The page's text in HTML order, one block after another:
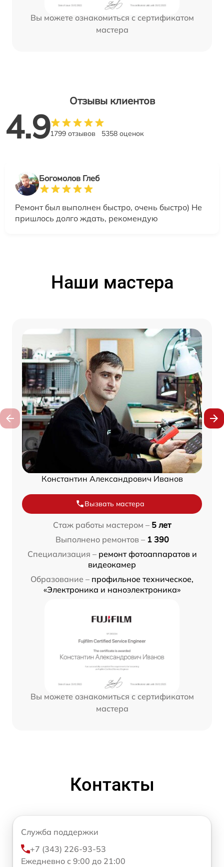
Вы можете ознакомиться с сертификатом
мастера
Отзывы клиентов
4.91799 отзывов 5358 оценок
Богомолов Глеб
Ремонт был выполнен быстро, очень быстро) Не
пришлось долго ждать, рекомендую
Наши мастера
Константин Александрович Иванов
Вызвать мастера
Стаж работы мастером – 5 лет
Выполнено ремонтов – 1 390
Специализация – ремонт фотоаппаратов и
видеокамер
Образование – профильное техническое,
«Электроника и наноэлектроника»
Вы можете ознакомиться с сертификатом
мастера
Контакты
Служба поддержки
+7 (343) 226-93-53
Ежедневно с 9:00 до 21:00